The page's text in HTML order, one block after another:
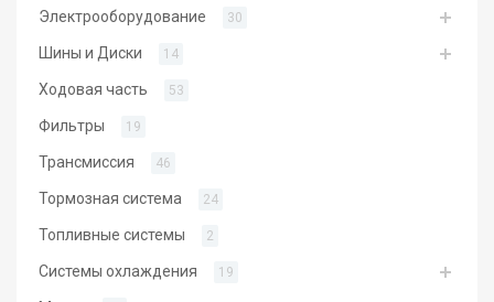
Электрооборудование 30
Шины и Диски 14
Ходовая часть 53
Фильтры 19
Трансмиссия 46
Тормозная система 24
Топливные системы 2
Системы охлаждения 19